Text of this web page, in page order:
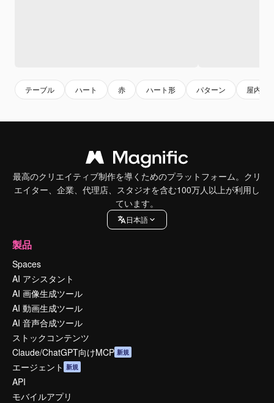
テーブル ハート 赤 ハート形 パターン 屋内
最高のクリエイティブ制作を導くためのプラットフォーム。クリ
エイター、企業、代理店、スタジオを含む100万人以上が利用し
ています。
日本語
製品
Spaces
AI アシスタント
AI 画像生成ツール
AI 動画生成ツール
AI 音声合成ツール
ストックコンテンツ
Claude/ChatGPT向けMCP 新規
エージェント 新規
API
モバイルアプリ